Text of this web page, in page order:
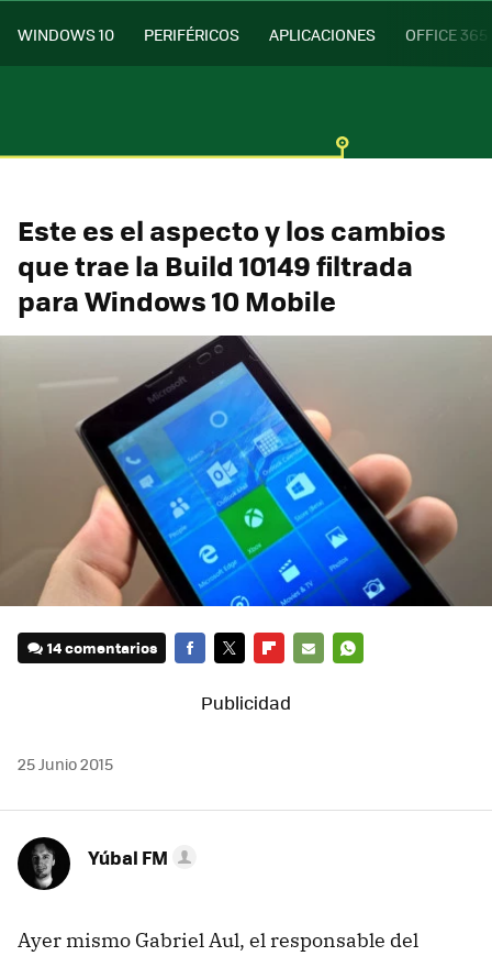
WINDOWS 10 PERIFÉRICOS APLICACIONES OFFICE 365
Este es el aspecto y los cambios
que trae la Build 10149 filtrada
para Windows 10 Mobile
14 comentarios
25 Junio 2015
Yúbal FM
Ayer mismo Gabriel Aul, el responsable del